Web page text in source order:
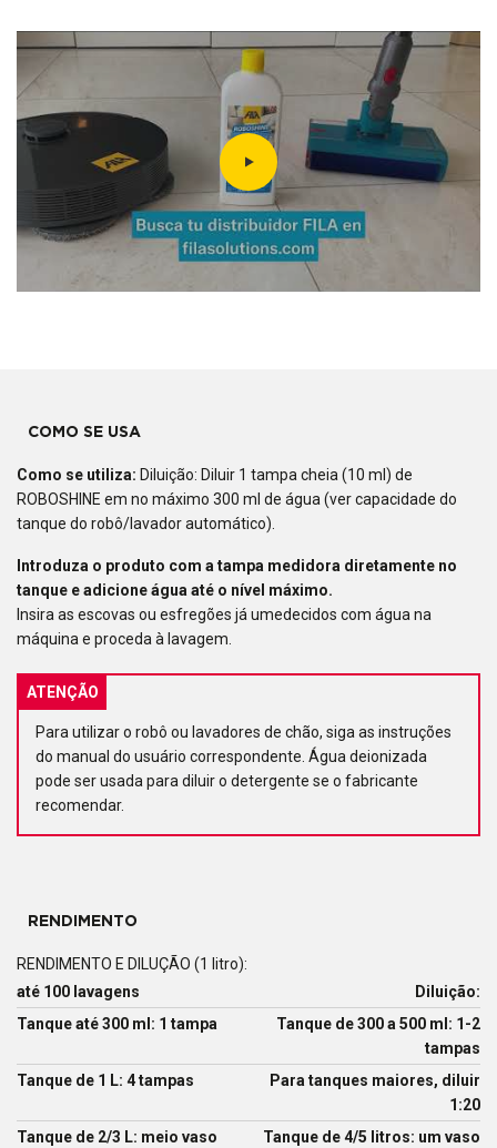
COMO SE USA
Como se utiliza: Diluição: Diluir 1 tampa cheia (10 ml) de
ROBOSHINE em no máximo 300 ml de água (ver capacidade do
tanque do robô/lavador automático).
Introduza o produto com a tampa medidora diretamente no
tanque e adicione água até o nível máximo.
Insira as escovas ou esfregões já umedecidos com água na
máquina e proceda à lavagem.
ATENÇÃO
Para utilizar o robô ou lavadores de chão, siga as instruções
do manual do usuário correspondente. Água deionizada
pode ser usada para diluir o detergente se o fabricante
recomendar.
RENDIMENTO
RENDIMENTO E DILUÇÃO (1 litro):
até 100 lavagens
Diluição:
Tanque até 300 ml: 1 tampa
Tanque de 300 a 500 ml: 1-2
tampas
Tanque de 1 L: 4 tampas
Para tanques maiores, diluir
1:20
Tanque de 2/3 L: meio vaso
Tanque de 4/5 litros: um vaso